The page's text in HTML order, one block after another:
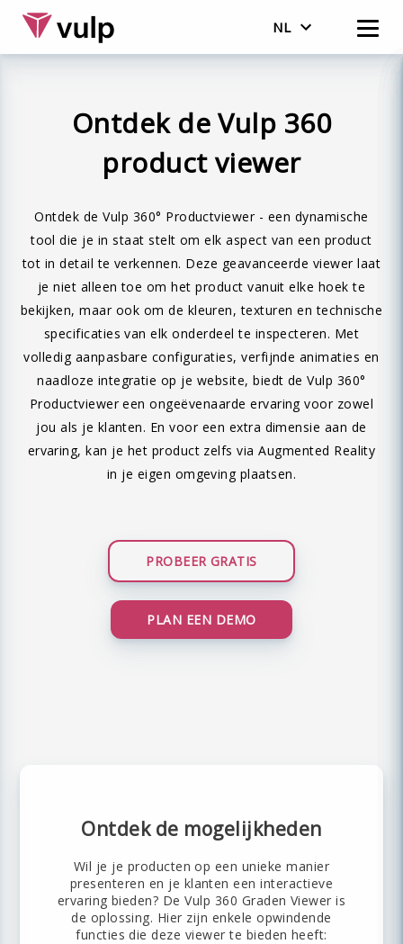
NL
Ontdek de Vulp 360
product viewer
Ontdek de Vulp 360° Productviewer - een dynamische
tool die je in staat stelt om elk aspect van een product
tot in detail te verkennen. Deze geavanceerde viewer laat
je niet alleen toe om het product vanuit elke hoek te
bekijken, maar ook om de kleuren, texturen en technische
specificaties van elk onderdeel te inspecteren. Met
volledig aanpasbare configuraties, verfijnde animaties en
naadloze integratie op je website, biedt de Vulp 360°
Productviewer een ongeëvenaarde ervaring voor zowel
jou als je klanten. En voor een extra dimensie aan de
ervaring, kan je het product zelfs via Augmented Reality
in je eigen omgeving plaatsen.
PROBEER GRATIS
PLAN EEN DEMO
Ontdek de mogelijkheden
Wil je je producten op een unieke manier
presenteren en je klanten een interactieve
ervaring bieden? De Vulp 360 Graden Viewer is
de oplossing. Hier zijn enkele opwindende
functies die deze viewer te bieden heeft: